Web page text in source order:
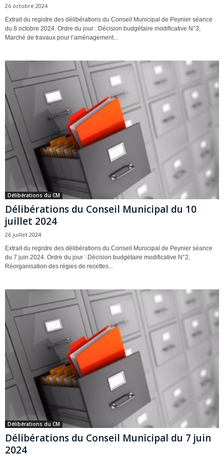
26 octobre 2024
Extrait du registre des délibérations du Conseil Municipal de Peynier séance
du 8 octobre 2024. Ordre du jour : Décision budgétaire modificative N°3,
Marché de travaux pour l’aménagement...
Délibérations du CM
Délibérations du Conseil Municipal du 10
juillet 2024
26 juillet 2024
Extrait du registre des délibérations du Conseil Municipal de Peynier séance
du 7 juin 2024. Ordre du jour : Décision budgétaire modificative N°2,
Réorganisation des régies de recettes...
Délibérations du CM
Délibérations du Conseil Municipal du 7 juin
2024